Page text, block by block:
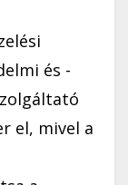
és -
el, mivel a